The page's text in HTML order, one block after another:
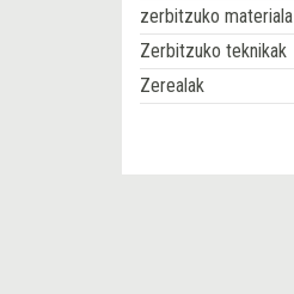
zerbitzuko materiala
Zerbitzuko teknikak
Zerealak